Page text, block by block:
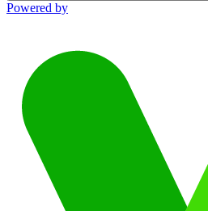
Powered by